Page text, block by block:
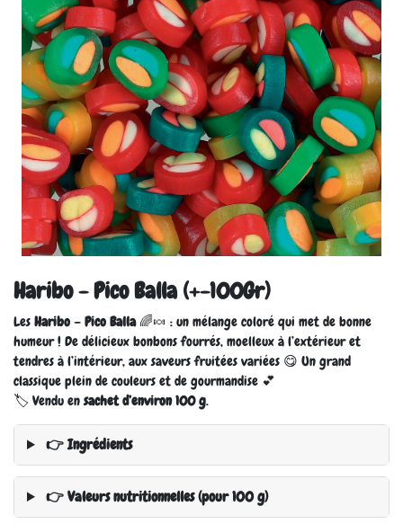
Haribo - Pico Balla (+-100Gr)
Les Haribo – Pico Balla🌈🍬 : un mélange coloré qui met de bonne
humeur ! De délicieux bonbons fourrés, moelleux à l’extérieur et
tendres à l’intérieur, aux saveurs fruitées variées 😋 Un grand
classique plein de couleurs et de gourmandise 💕
🏷️ Vendu ensachet d’environ 100 g.
👉 Ingrédients
👉 Valeurs nutritionnelles (pour 100 g)